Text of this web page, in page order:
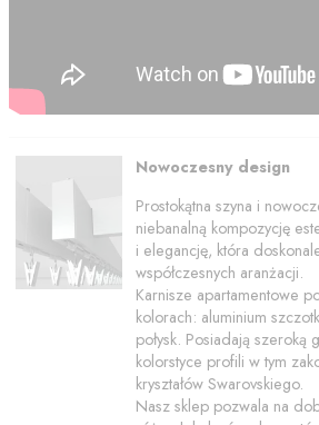
Nowoczesny design
Prostokątna szyna i
niebanalną kompozycję
i elegancję, która
współczesnych aranżacji.
Karnisze apartamentowe
kolorach: aluminium
połysk. Posiadają szeroką
kolorstyce profili w tym
kryształów Swarovskiego.
Nasz sklep pozwala na